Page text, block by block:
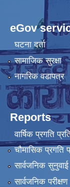
eGov
घटना दर्ता
सामाजिक सुरक्षा
नागरिक वडापत्र
Reports
वार्षिक प्रगति
चौमासिक प्रगति
सार्वजनिक सुनुवाई
सार्वजनिक परीक्षण